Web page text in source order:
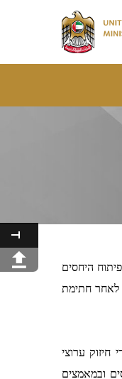
היחסים
לאחר חתימת
ערוצי
ובמאמצים